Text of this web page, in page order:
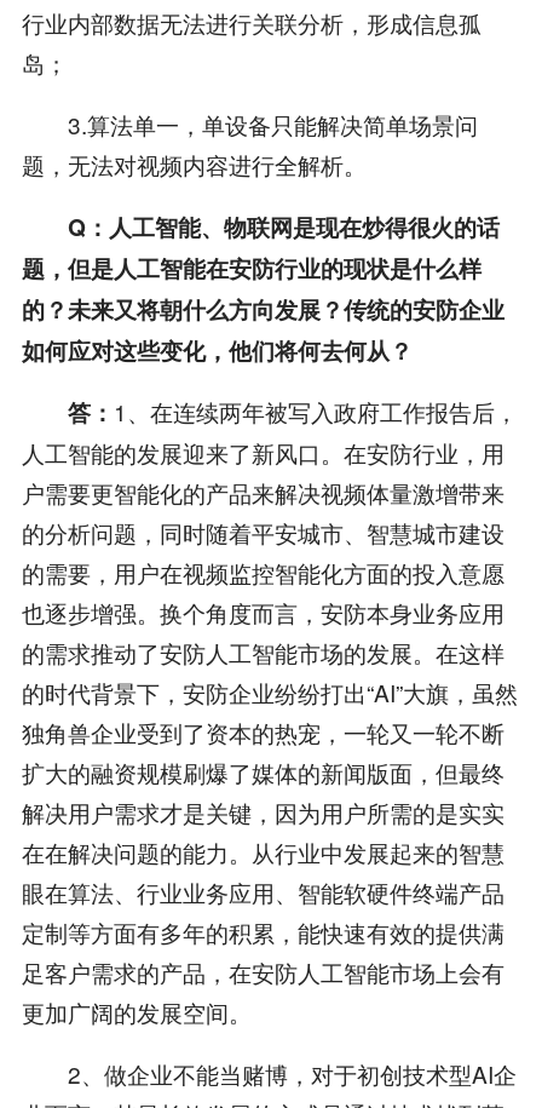
行业内部数据无法进行关联分析，形成信息孤
岛；
3.算法单一，单设备只能解决简单场景问
题，无法对视频内容进行全解析。
Q：人工智能、物联网是现在炒得很火的话
题，但是人工智能在安防行业的现状是什么样
的？未来又将朝什么方向发展？传统的安防企业
如何应对这些变化，他们将何去何从？
答： 1、在连续两年被写入政府工作报告后，
人工智能的发展迎来了新风口。在安防行业，用
户需要更智能化的产品来解决视频体量激增带来
的分析问题，同时随着平安城市、智慧城市建设
的需要，用户在视频监控智能化方面的投入意愿
也逐步增强。换个角度而言，安防本身业务应用
的需求推动了安防人工智能市场的发展。在这样
的时代背景下，安防企业纷纷打出“AI”大旗，虽然
独角兽企业受到了资本的热宠，一轮又一轮不断
扩大的融资规模刷爆了媒体的新闻版面，但最终
解决用户需求才是关键，因为用户所需的是实实
在在解决问题的能力。从行业中发展起来的智慧
眼在算法、行业业务应用、智能软硬件终端产品
定制等方面有多年的积累，能快速有效的提供满
足客户需求的产品，在安防人工智能市场上会有
更加广阔的发展空间。
2、做企业不能当赌博，对于初创技术型AI企